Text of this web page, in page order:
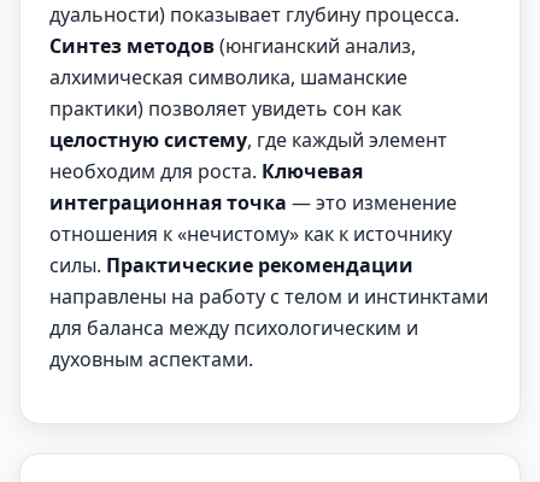
дуальности) показывает глубину процесса.
Синтез методов(юнгианский анализ,
алхимическая символика, шаманские
практики) позволяет увидеть сон как
целостную систему, где каждый элемент
необходим для роста. Ключевая
интеграционная точка — это изменение
отношения к «нечистому» как к источнику
силы. Практические рекомендации
направлены на работу с телом и инстинктами
для баланса между психологическим и
духовным аспектами.